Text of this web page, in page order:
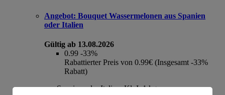
Angebot: Bouquet Wassermelonen aus Spanien
oder Italien
Gültig ab 13.08.2026
0.99 -33%
Rabattierter Preis von 0.99€ (Insgesamt -33%
Rabatt)
aus Spanien oder Italien, Kl. I, 1 kg